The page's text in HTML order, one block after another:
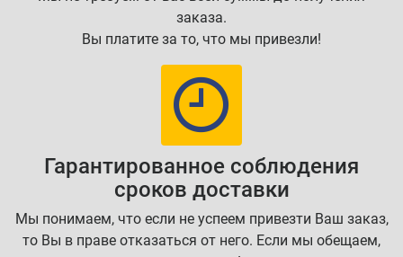
заказа.
Вы платите за то, что мы привезли!
Гарантированное соблюдения
сроков доставки
Мы понимаем, что если не успеем привезти Ваш заказ,
то Вы в праве отказаться от него. Если мы обещаем,